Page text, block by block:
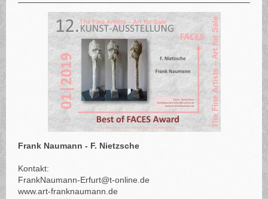
Frank Naumann - F. Nietzsche
Kontakt:
FrankNaumann-Erfurt@t-online.de
www.art-franknaumann.de